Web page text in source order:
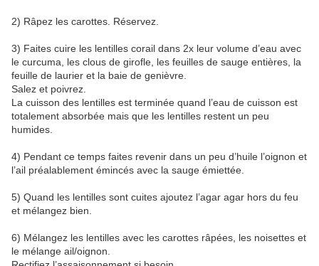
2) Râpez les carottes. Réservez.
3) Faites cuire les lentilles corail dans 2x leur volume d’eau avec
le curcuma, les clous de girofle, les feuilles de sauge entières, la
feuille de laurier et la baie de genièvre.
Salez et poivrez.
La cuisson des lentilles est terminée quand l’eau de cuisson est
totalement absorbée mais que les lentilles restent un peu
humides.
4) Pendant ce temps faites revenir dans un peu d’huile l’oignon et
l’ail préalablement émincés avec la sauge émiettée.
5) Quand les lentilles sont cuites ajoutez l’agar agar hors du feu
et mélangez bien.
6) Mélangez les lentilles avec les carottes râpées, les noisettes et
le mélange ail/oignon.